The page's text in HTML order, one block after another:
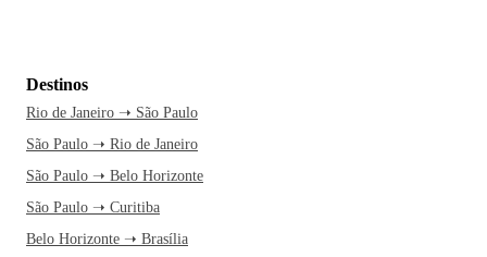
Destinos
Rio de Janeiro ➝ São Paulo
São Paulo ➝ Rio de Janeiro
São Paulo ➝ Belo Horizonte
São Paulo ➝ Curitiba
Belo Horizonte ➝ Brasília